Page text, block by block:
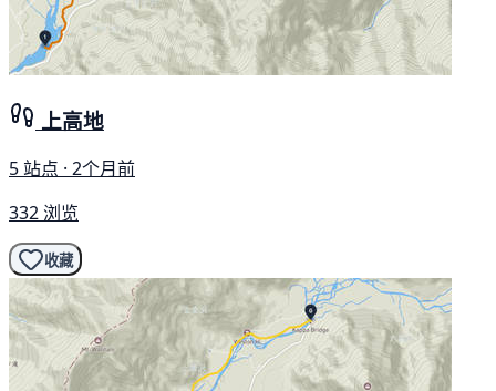
上高地
5 站点 · 2个月前
332 浏览
收藏